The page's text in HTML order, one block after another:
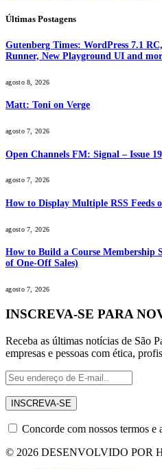
Últimas Postagens
Gutenberg Times: WordPress 7.1
Runner, New Playground UI and
agosto 8, 2026
Matt: Toni on Verge
agosto 7, 2026
Open Channels FM: Signal – Issue 19
agosto 7, 2026
How to Display Multiple RSS Feeds
agosto 7, 2026
How to Build a Course Membership
of One-Off Sales)
agosto 7, 2026
INSCREVA-SE PARA
Receba as últimas notícias de São
empresas e pessoas com ética,
Concorde com nossos termos e
© 2026 DESENVOLVIDO POR